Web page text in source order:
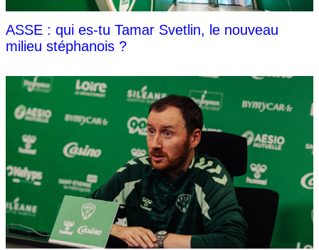
ASSE : qui es-tu Tamar Svetlin, le nouveau
milieu stéphanois ?